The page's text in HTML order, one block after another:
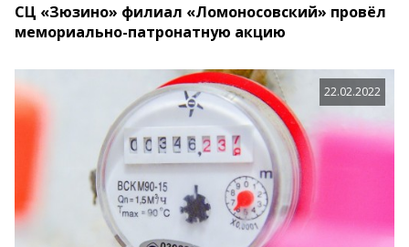
СЦ «Зюзино» филиал «Ломоносовский» провёл
мемориально-патронатную акцию
22.02.2022